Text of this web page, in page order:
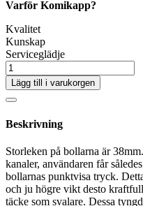
Varför Komikapp?
Kvalitet
Kunskap
Serviceglädje
Lägg till i varukorgen
Beskrivning
Storleken på bollarna är
kanaler, användaren får
bollarnas punktvisa tryck.
och ju högre vikt desto
täcke som svalare. Dessa